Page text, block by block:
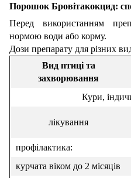
Порошок Бровітакокцид:
Перед використанням
нормою води або корму.
Дози препарату для різних
Вид птиці та
захворювання
Кури,
лікування
профілактика:
курчата віком до 2 місяців